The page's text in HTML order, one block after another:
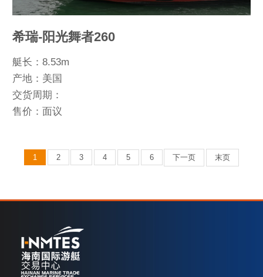
希瑞-阳光舞者260
艇长：8.53m
产地：美国
交货周期：
售价：面议
1 2 3 4 5 6 下一页 末页